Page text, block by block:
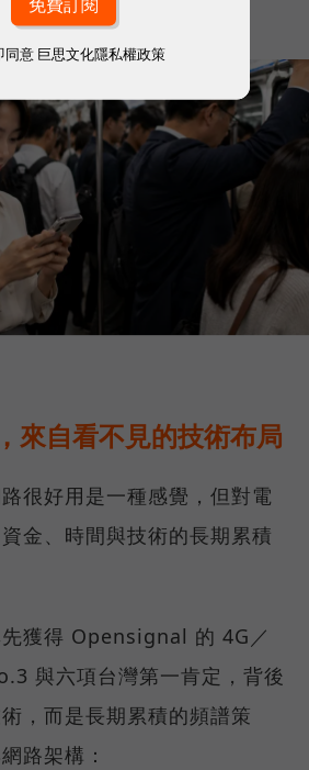
來自看不見的技術布局
很好用是一種感覺，但對電
金、時間與技術的長期累積
獲得 Opensignal 的 4G／
與六項台灣第一肯定，背後
，而是長期累積的頻譜策
路架構：
同意 巨思文化隱私權政策